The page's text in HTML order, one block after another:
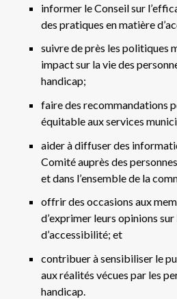
informer le Conseil sur
des pratiques en matière
suivre de près les politiques
impact sur la vie des
handicap;
faire des recommandations
équitable aux services
aider à diffuser des
Comité auprès des
et dans l’ensemble de la
offrir des occasions aux
d’exprimer leurs opinions sur
d’accessibilité; et
contribuer à sensibiliser le
aux réalités vécues par les
handicap.